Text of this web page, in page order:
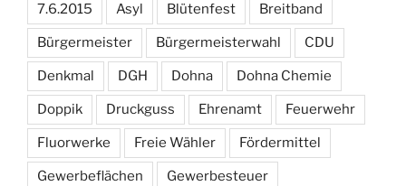
7.6.2015 Asyl Blütenfest Breitband
Bürgermeister Bürgermeisterwahl CDU
Denkmal DGH Dohna Dohna Chemie
Doppik Druckguss Ehrenamt Feuerwehr
Fluorwerke Freie Wähler Fördermittel
Gewerbeflächen Gewerbesteuer